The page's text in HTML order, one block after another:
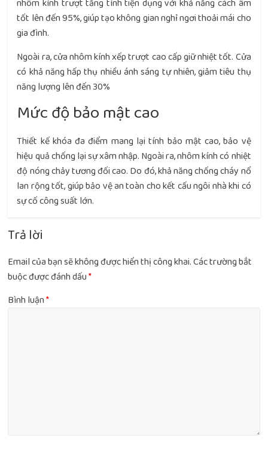
nhôm kính trượt tăng tính tiện dụng với khả năng cách âm
tốt lên đến 95%, giúp tạo không gian nghỉ ngơi thoải mái cho
gia đình.
Ngoài ra, cửa nhôm kính xếp trượt cao cấp giữ nhiệt tốt. Cửa
có khả năng hấp thụ nhiều ánh sáng tự nhiên, giảm tiêu thụ
năng lượng lên đến 30%
Mức độ bảo mật cao
Thiết kế khóa đa điểm mang lại tính bảo mật cao, bảo vệ
hiệu quả chống lại sự xâm nhập. Ngoài ra, nhôm kính có nhiệt
độ nóng chảy tương đối cao. Do đó, khả năng chống cháy nổ
lan rộng tốt, giúp bảo vệ an toàn cho kết cấu ngôi nhà khi có
sự cố công suất lớn.
Trả lời
Email của bạn sẽ không được hiển thị công khai.Các trường bắt
buộc được đánh dấu*
Bình luận*